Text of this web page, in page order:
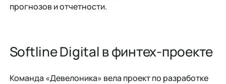
прогнозов и отчетности.
Softline Digital в финтех-проекте
Команда «Девелоника» вела проект по разработке